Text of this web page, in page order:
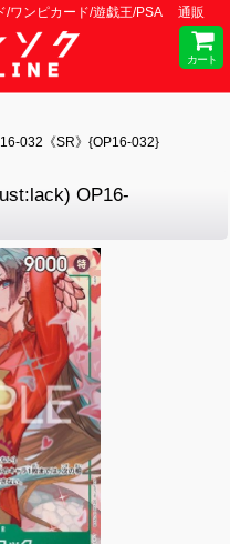
/ワンピカード/遊戯王/PSA 通販
カート
032《SR》{OP16-032}
OP16-